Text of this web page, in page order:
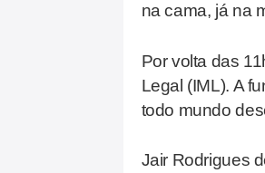
na cama, já na
Por volta das
Legal (IML). A
todo mundo
Jair Rodrigues